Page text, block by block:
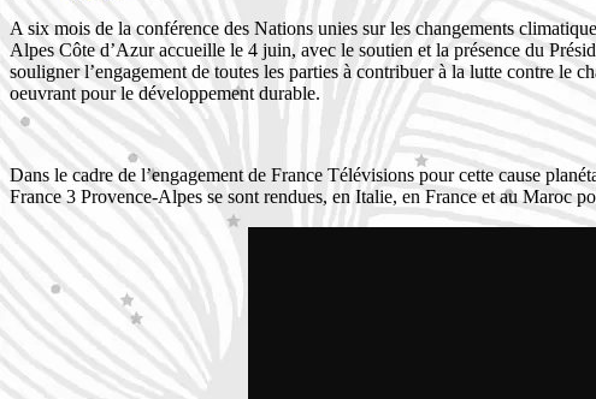
A six mois de la conférence des Nations unies sur les changements
Alpes Côte d’Azur accueille le 4 juin, avec le soutien et la présence du
souligner l’engagement de toutes les parties à contribuer à la lutte contre le
oeuvrant pour le développement durable.
Dans le cadre de l’engagement de France Télévisions pour cette cause
France 3 Provence-Alpes se sont rendues, en Italie, en France et au Maroc